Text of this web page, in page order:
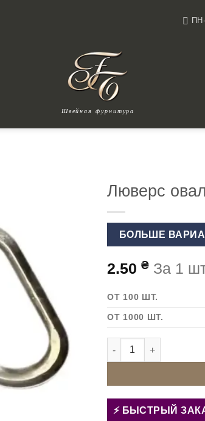
Швейная фурнитура
Люверс
БОЛЬШЕ
2.50 ₴ За 1
ОТ 100 ШТ.
ОТ 1000 ШТ.
Количество товара
БЫСТРЫЙ